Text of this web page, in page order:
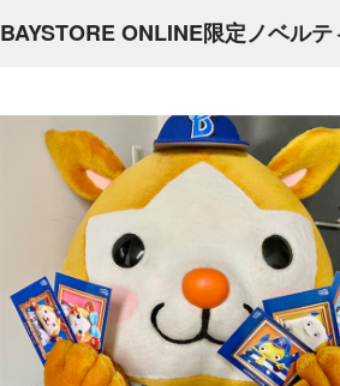
BAYSTORE ONLINE限定ノベル